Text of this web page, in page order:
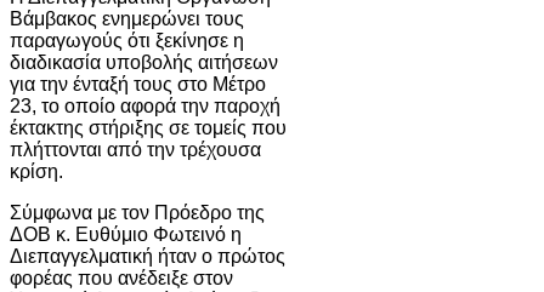
Βάμβακος ενημερώνει τους
παραγωγούς ότι ξεκίνησε η
διαδικασία υποβολής αιτήσεων
για την ένταξή τους στο Μέτρο
23, το οποίο αφορά την παροχή
έκτακτης στήριξης σε τομείς που
πλήττονται από την τρέχουσα
κρίση.
Σύμφωνα με τον Πρόεδρο της
ΔΟΒ κ. Ευθύμιο Φωτεινό η
Διεπαγγελματική ήταν ο πρώτος
φορέας που ανέδειξε στον